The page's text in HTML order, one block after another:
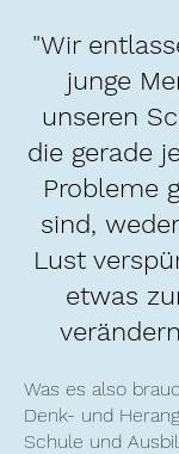
"Wir
junge
unseren
die gerade
Probleme
sind,
Lust
etwas
Was es also
Denk- und
Schule und